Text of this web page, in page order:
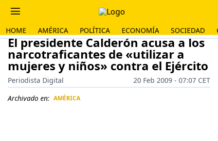
HOME AMÉRICA POLÍTICA ECONOMÍA SOCIEDAD
El presidente Calderón acusa a los
narcotraficantes de «utilizar a
mujeres y niños» contra el Ejército
Periodista Digital
20 Feb 2009 - 07:07 CET
Archivado en: AMÉRICA